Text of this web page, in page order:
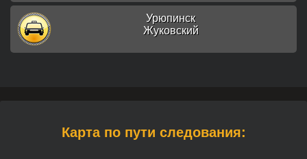
Урюпинск
Жуковский
Карта по пути следования: